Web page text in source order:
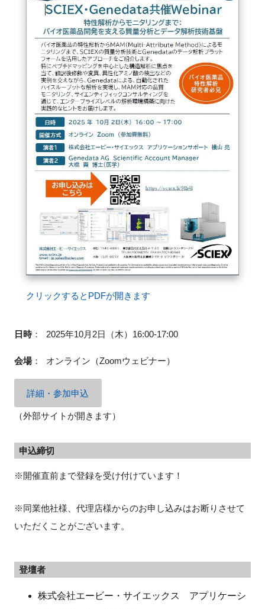
閉じる
クリックするとPDFが開きます
日時： 2025年10月2日（木）16:00-17:00
会場： オンライン（Zoomウェビナー）
詳細・参加申込
（外部サイトが開きます）
申込締切
※開催直前まで登録を受け付けています！
※同業他社様、代理店様からのお申し込みはお断りさせて
いただくことがございます。
登壇者
株式会社エービー・サイエックス アプリケーシ